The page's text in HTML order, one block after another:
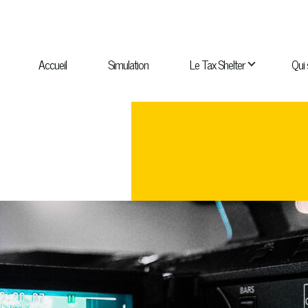
Accueil Simulation Le Tax Shelter
navigation Qui sommes-nous ?sous-navigation Catalogue